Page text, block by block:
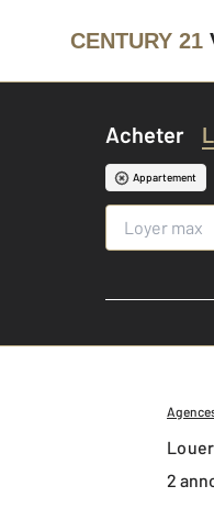
CENTURY 21
Acheter
Appartement
2